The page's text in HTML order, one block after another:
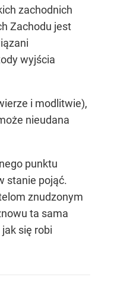
zachodnich
Zachodu jest
wyjścia
i modlitwie),
nieudana
punktu
stanie pojąć.
znudzonym
ta sama
się robi